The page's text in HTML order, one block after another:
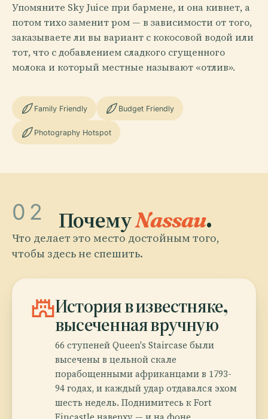
Упомяните Sky Juice при бармене, и она кивнет, а
потом тихо заменит ром — в зависимости от того,
заказываете ли вы вариант с кокосовой водой или
тот, что с добавлением сладкого сгущенного
молока и который местные называют «отлив».
Family Friendly Budget Friendly
Photography Hotspot
02 ПочемуNassau.
Что делает это место достойным того,
чтобы здесь не спешить.
castleИстория в известняке,
высеченная вручную
66 ступеней Queen's Staircase были
высечены в цельной скале
порабощенными африканцами в 1793-
94 годах, и каждый удар отдавался эхом
шесть недель. Поднимитесь к Fort